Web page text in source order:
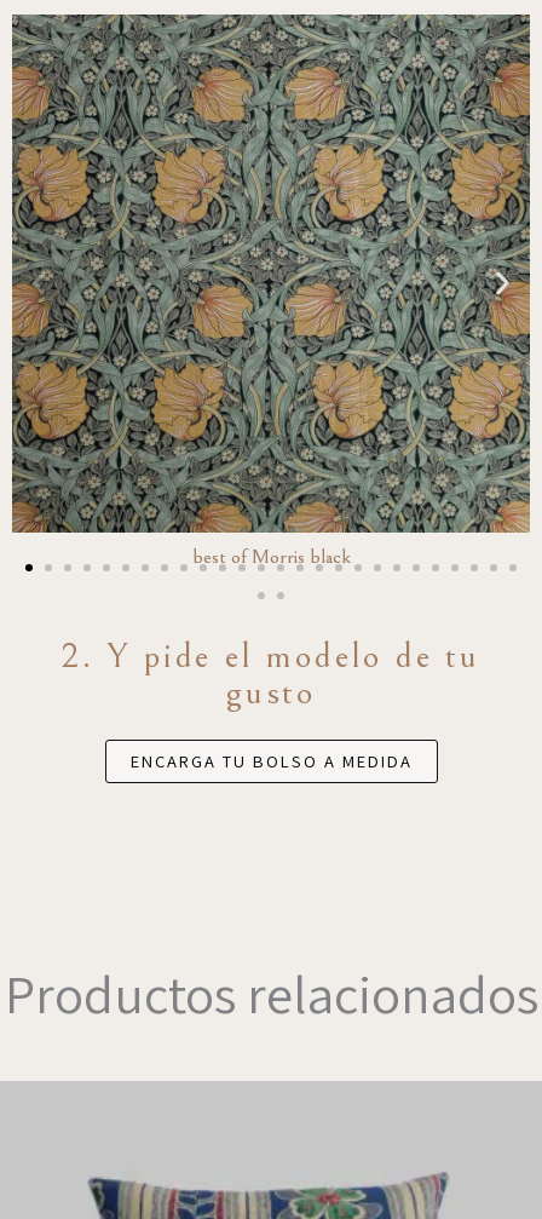
best of Morris black
2. Y pide el modelo de tu
gusto
ENCARGA TU BOLSO A MEDIDA
Productos relacionados